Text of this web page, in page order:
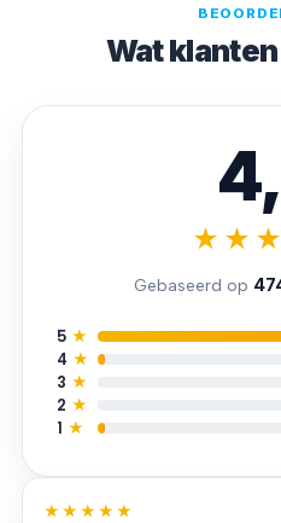
Wat klanten
Gebaseerd op
5 ★
4 ★
3 ★
2 ★
1 ★
★★★★★